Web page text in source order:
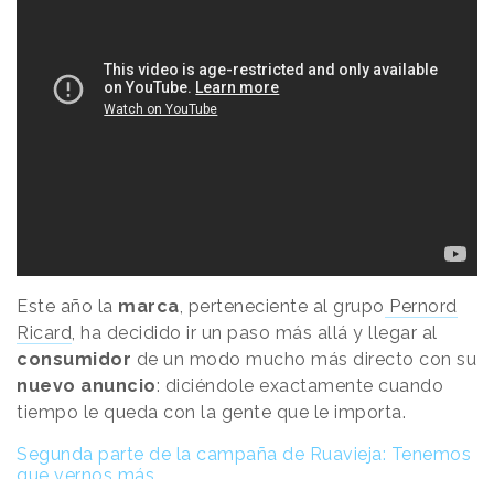
Este año la marca, perteneciente al grupo Pernord
Ricard, ha decidido ir un paso más allá y llegar al
consumidor de un modo mucho más directo con su
nuevo anuncio: diciéndole exactamente cuando
tiempo le queda con la gente que le importa.
Segunda parte de la campaña de Ruavieja: Tenemos